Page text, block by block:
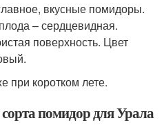
вкусные помидоры.
– сердцевидная.
поверхность. Цвет
при коротком лете.
помидор для Урала